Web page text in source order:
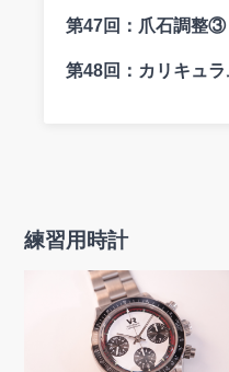
第47回： 爪石調整③
第48回： カリキュ
練習用時計